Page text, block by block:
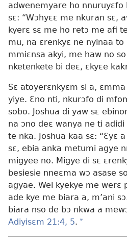
adwenemyare ho nnuruyɛfo
sɛ: “Wɔhyɛɛ me nkuran sɛ,
kyerɛ sɛ me ho retɔ me afi
mu, na ɛrenkyɛ ne nyinaa
mmiɛnsa akyi, me haw no
nketenkete bi deɛ, ɛkyɛe
Sɛ atoyerɛnkyɛm si a,
yiye. Ɛno nti, nkurɔfo di
sobo. Joshua di yaw sɛ
na ɔno deɛ wanya ne ti
te nka. Joshua kaa sɛ: “Ɛyɛ
sɛ, ebia anka metumi agye
migyee no. Migye di sɛ
besiesie nneɛma wɔ asase
agyae. Wei kyekye me werɛ
ade kye me biara a, m’ani
biara nso de bɔ nkwa a
Adiyisɛm 21:4, 5. a